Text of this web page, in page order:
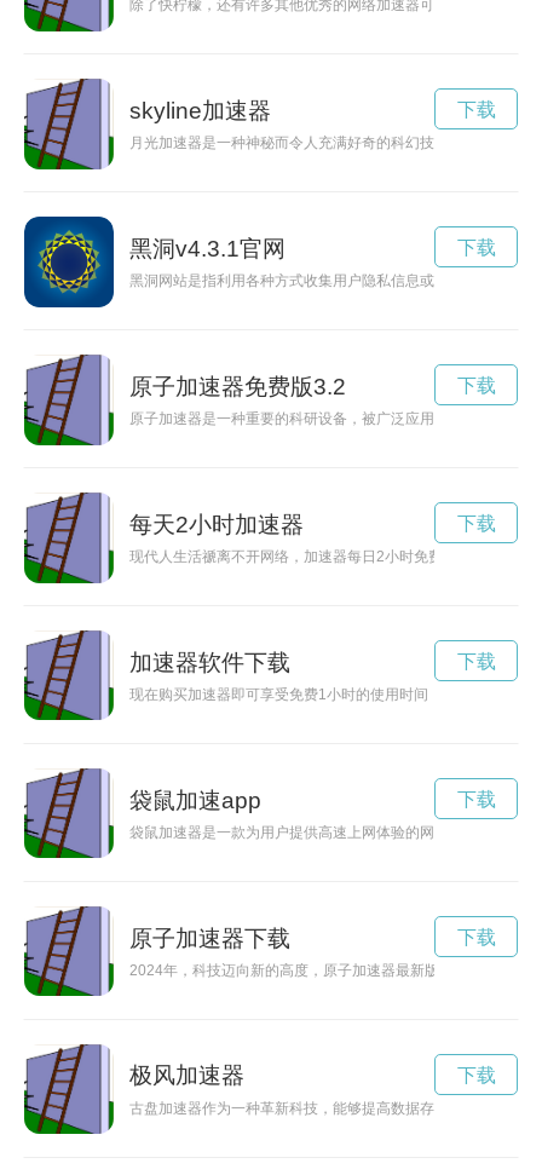
除了快柠檬，还有许多其他优秀的网络加速器可供选择。本文
skyline加速器
月光加速器是一种神秘而令人充满好奇的科幻技术，它能够加
下载
黑洞v4.3.1官网
黑洞网站是指利用各种方式收集用户隐私信息或传播恶意软件
下载
原子加速器免费版3.2
原子加速器是一种重要的科研设备，被广泛应用于物理、化学
下载
每天2小时加速器
现代人生活禠离不开网络，加速器每日2小时免费让您轻松畅游
下载
加速器软件下载
现在购买加速器即可享受免费1小时的使用时间，让您的网络速
下载
袋鼠加速app
袋鼠加速器是一款为用户提供高速上网体验的网络加速工具，
下载
原子加速器下载
2024年，科技迈向新的高度，原子加速器最新版本问世，引领
下载
极风加速器
古盘加速器作为一种革新科技，能够提高数据存储设备的性能
下载